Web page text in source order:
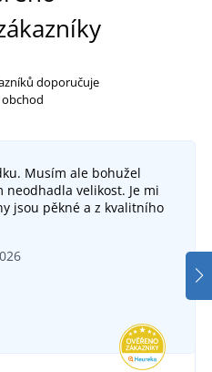
Cairns
Kč
doporučuje
obchod
Musím ale bohužel
velikost. Je mi
jsou pěkné a z kvalitního